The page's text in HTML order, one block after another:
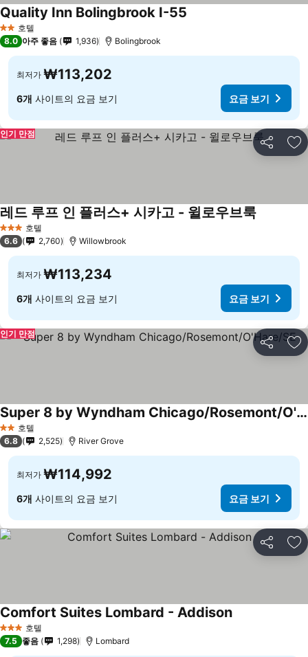
2 성급호텔
Quality Inn Bolingbrook I-55
8.0 아주 좋음 1,936 Bolingbrook
최저가 ₩113,202
6개 사이트의 요금 보기 요금 보기
공유 즐
인기 만점
3 성급 호텔
레드 루프 인 플러스+ 시카고 - 윌로우브룩
6.6 2,760 Willowbrook
최저가 ₩113,234
6개 사이트의 요금 보기 요금 보기
공유 즐
인기 만점
2 성급호텔
Super 8 by Wyndham Chicago/Rosemont/O'Hare/SE
6.8 2,525 River Grove
최저가 ₩114,992
6개 사이트의 요금 보기 요금 보기
공유 즐
3 성급 호텔
Comfort Suites Lombard - Addison
7.5 좋음 1,298 Lombard